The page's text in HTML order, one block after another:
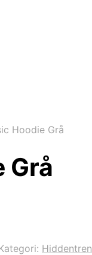
Hoodie Grå
Grå